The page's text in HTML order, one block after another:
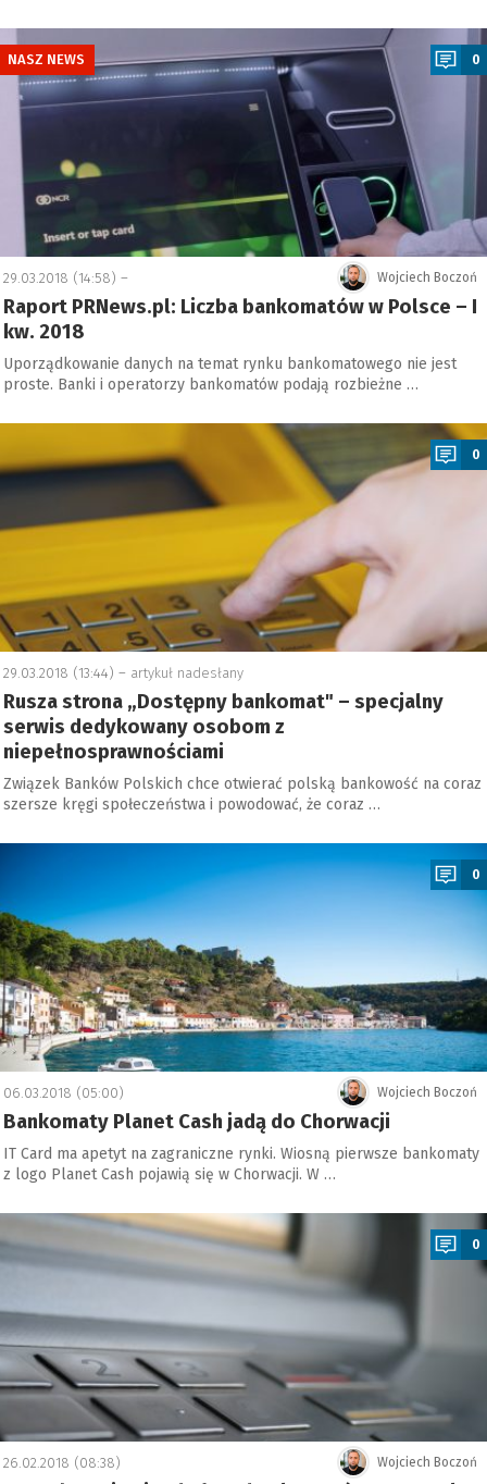
NASZ NEWS 0
Wojciech Boczoń
29.03.2018 (14:58) –
Raport PRNews.pl: Liczba bankomatów w Polsce – I
kw. 2018
Uporządkowanie danych na temat rynku bankomatowego nie jest
proste. Banki i operatorzy bankomatów podają rozbieżne …
0
29.03.2018 (13:44) – artykuł nadesłany
Rusza strona „Dostępny bankomat" – specjalny
serwis dedykowany osobom z
niepełnosprawnościami
Związek Banków Polskich chce otwierać polską bankowość na coraz
szersze kręgi społeczeństwa i powodować, że coraz …
0
Wojciech Boczoń
06.03.2018 (05:00)
Bankomaty Planet Cash jadą do Chorwacji
IT Card ma apetyt na zagraniczne rynki. Wiosną pierwsze bankomaty
z logo Planet Cash pojawią się w Chorwacji. W …
0
Wojciech Boczoń
26.02.2018 (08:38)